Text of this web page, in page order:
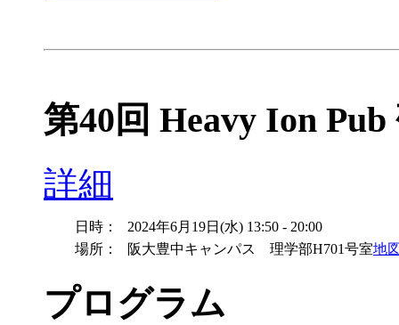
第40回 Heavy Ion Pub
詳細
日時：
2024年6月19日(水) 13:50 - 20:00
場所：
阪大豊中キャンパス 理学部H701号室地
プログラム